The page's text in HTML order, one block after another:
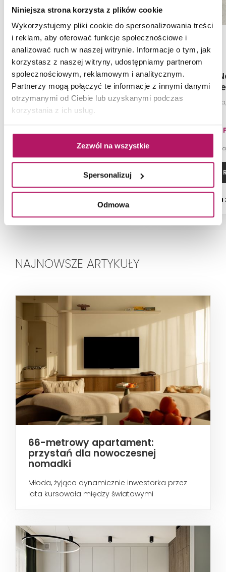
Niniejsza strona korzysta z plików cookie
Wykorzystujemy pliki cookie do spersonalizowania treści
i reklam, aby oferować funkcje społecznościowe i
analizować ruch w naszej witrynie. Informacje o tym, jak
korzystasz z naszej witryny, udostępniamy partnerom
społecznościowym, reklamowym i analitycznym.
Partnerzy mogą połączyć te informacje z innymi danymi
otrzymanymi od Ciebie lub uzyskanymi podczas
korzystania z ich usług.
Zezwól na wszystkie
Spersonalizuj
Odmowa
Opoczno Royal Black
Polished OP537-001-1
Płytka uniwersalna, 59,8x119,8 cm
ZOBACZ PRODUKT
Opoczno
White
Płytka
99,10
-7% od 106,50 PLN
ZOBACZ
NAJNOWSZE ARTYKUŁY
66-metrowy apartament:
przystań dla nowoczesnej
nomadki
Młoda, żyjąca dynamicznie inwestorka przez
lata kursowała między światowymi